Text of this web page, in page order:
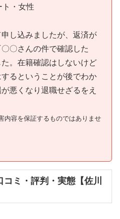
ト・女性
申し込みましたが、返済が
〇さんの件で確認した
。在籍確認はしないけど
るということが後でわか
悪くなり退職せざるをえ
内容を保証するものではありませ
ミ・評判・実態【佐川